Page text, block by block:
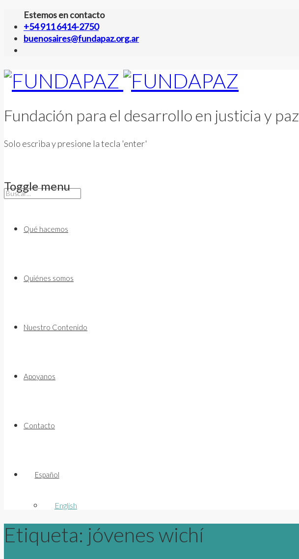
Estemos en contacto
+54 911 6414-2750
buenosaires@fundapaz.org.ar
Fundación para el desarrollo en justicia y paz
Solo escriba y presione la tecla 'enter'
Toggle menu
contentQué hacemos
Quiénes somos
Nuestro Contenido
Apoyanos
Contacto
Español
English
Etiqueta: jóvenes wichí